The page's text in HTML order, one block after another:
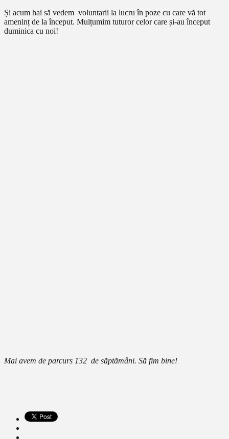
Și acum hai să vedem voluntarii la lucru în poze cu care vă tot
ameninț de la început. Mulțumim tuturor celor care și-au început
duminica cu noi!
Mai avem de parcurs 132 de săptămâni. Să fim bine!